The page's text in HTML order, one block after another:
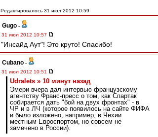
Редактировалось 31 июл 2012 10:59
Gugo -
31 июл 2012 10:57
"Инсайд Аут"! Это круто! Спасибо!
Cubano -
31 июл 2012 10:51
Udralets » 10 минут назад
Эмери вчера дал интервью французскому
агентству Франс-пресс о том, как Спартак
собирается дать "бой на двух фронтах" - в
ЧР и в ЛЧ (которое появилось на сайте ФИФА
и было изложено, например, в Чехии
местным Евроспортом, но совсем не
замечено в России).